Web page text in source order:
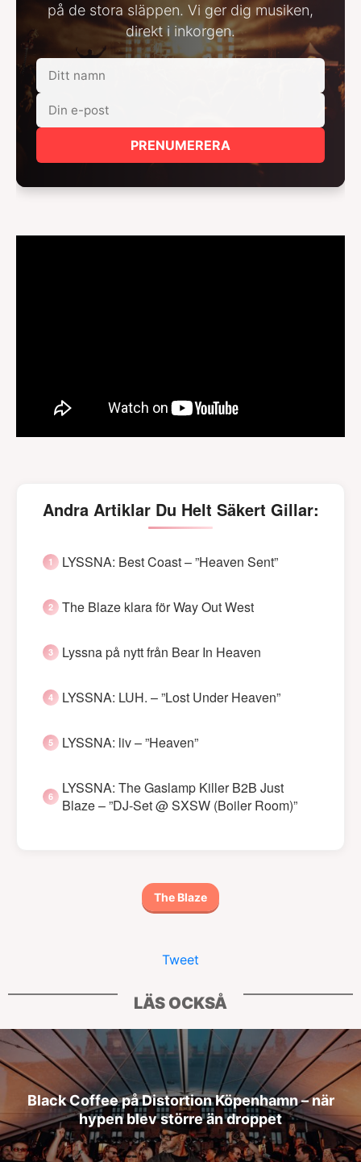
på de stora släppen. Vi ger dig musiken,
direkt i inkorgen.
PRENUMERERA
Andra Artiklar Du Helt Säkert Gillar:
LYSSNA: Best Coast – ”Heaven Sent”
The Blaze klara för Way Out West
Lyssna på nytt från Bear In Heaven
LYSSNA: LUH. – ”Lost Under Heaven”
LYSSNA: liv – ”Heaven”
LYSSNA: The Gaslamp Killer B2B Just
Blaze – ”DJ-Set @ SXSW (Boiler Room)”
The Blaze
Tweet
LÄS OCKSÅ
Black Coffee på Distortion Köpenhamn – när
hypen blev större än droppet